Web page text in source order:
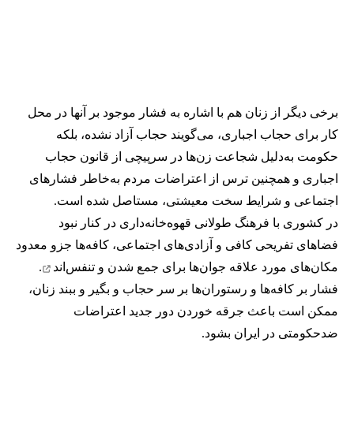
برخی دیگر از زنان هم با اشاره به فشار موجود بر آنها در محل
کار برای حجاب اجباری، می‌گویند حجاب آزاد نشده، بلکه
حکومت به‌دلیل شجاعت زن‌ها در سرپیچی از قانون حجاب
اجباری و همچنین ترس از اعتراضات مردم به‌خاطر فشارهای
اجتماعی و شرایط سخت معیشتی، مستاصل شده است.
در کشوری با فرهنگ طولانی قهوه‌‌خانه‌داری در کنار نبود
فضاهای تفریحی کافی و آزادی‌های اجتماعی، کافه‌ها جزو معدود
مکان‌های مورد علاقه جوان‌ها برای جمع شدن و تنفس‌اند
.
فشار بر کافه‌ها و رستوران‌ها بر سر حجاب و بگیر و ببند زنان،
ممکن است باعث جرقه خوردن دور جدید اعتراضات
ضدحکومتی در ایران بشود.